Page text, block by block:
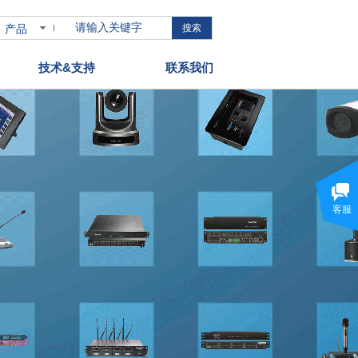
产品 搜索
技术&支持 联系我们
客服